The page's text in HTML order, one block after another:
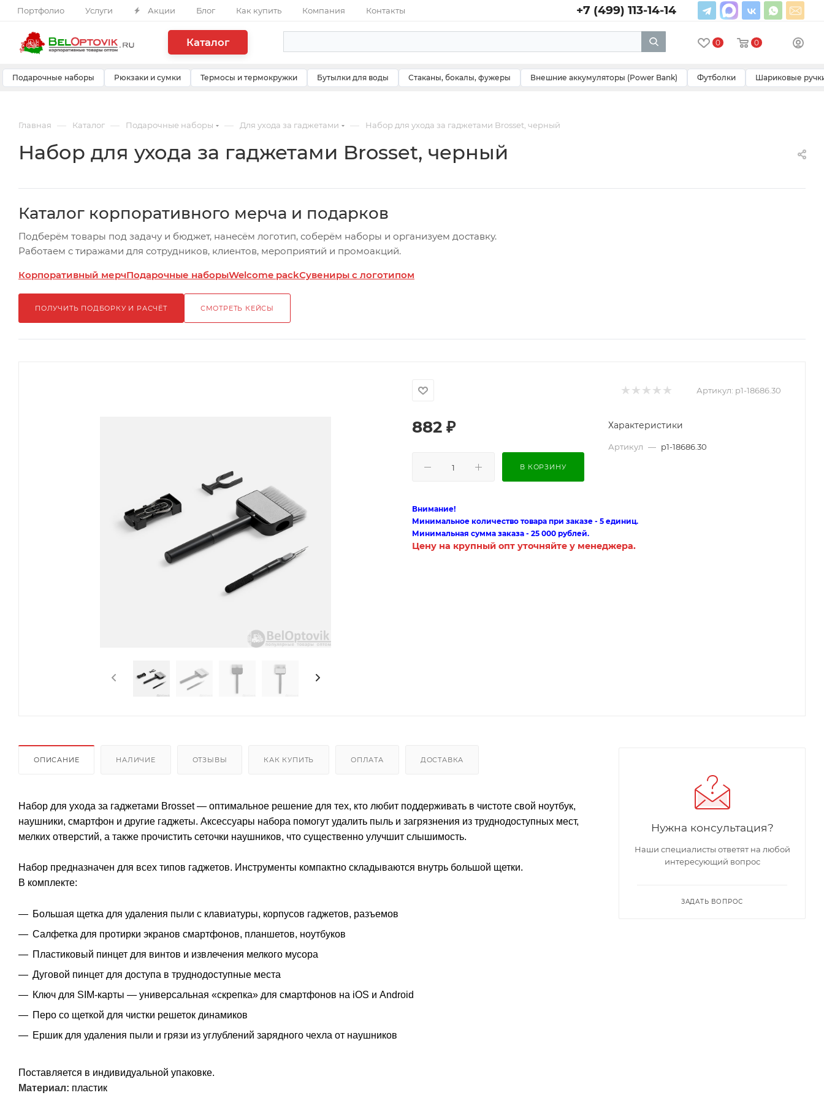
Портфолио Услуги Акции Блог Как купить Компания Контакты +7 (499) 113-14-14
Каталог 0 0
Подарочные наборы Рюкзаки и сумки Термосы и термокружки Бутылки для воды Стаканы, бокалы, фужеры Внешние аккумуляторы (Power Bank) Футболки Шариковые
Главная — Каталог — Подарочные наборы — Для ухода за гаджетами — Набор для ухода за гаджетами Brosset, черный
Набор для ухода за гаджетами Brosset, черный
Каталог корпоративного мерча и подарков
Подберём товары под задачу и бюджет, нанесём логотип, соберём наборы и организуем доставку.
Работаем с тиражами для сотрудников, клиентов, мероприятий и промоакций.
Корпоративный мерчПодарочные наборыWelcome packСувениры с логотипом
ПОЛУЧИТЬ ПОДБОРКУ И РАСЧЁТ СМОТРЕТЬ КЕЙСЫ
Артикул: p1-18686.30
882 ₽
В КОРЗИНУ
Характеристики
Артикул — p1-18686.30
Внимание!
Минимальное количество товара при заказе - 5 единиц.
Минимальная сумма заказа - 25 000 рублей.
Цену на крупный опт уточняйте у менеджера.
ОПИСАНИЕ НАЛИЧИЕ ОТЗЫВЫ КАК КУПИТЬ ОПЛАТА ДОСТАВКА
Набор для ухода за гаджетами Brosset — оптимальное решение для тех, кто любит поддерживать в чистоте свой ноутбук,
наушники, смартфон и другие гаджеты. Аксессуары набора помогут удалить пыль и загрязнения из труднодоступных мест,
мелких отверстий, а также прочистить сеточки наушников, что существенно улучшит слышимость.
Набор предназначен для всех типов гаджетов. Инструменты компактно складываются внутрь большой щетки.
В комплекте:
Большая щетка для удаления пыли с клавиатуры, корпусов гаджетов, разъемов
Салфетка для протирки экранов смартфонов, планшетов, ноутбуков
Пластиковый пинцет для винтов и извлечения мелкого мусора
Дуговой пинцет для доступа в труднодоступные места
Ключ для SIM-карты — универсальная «скрепка» для смартфонов на iOS и Android
Перо со щеткой для чистки решеток динамиков
Ершик для удаления пыли и грязи из углублений зарядного чехла от наушников
Поставляется в индивидуальной упаковке.
Материал: пластик
Нужна консультация?
Наши специалисты ответят на любой
интересующий вопрос
ЗАДАТЬ ВОПРОС